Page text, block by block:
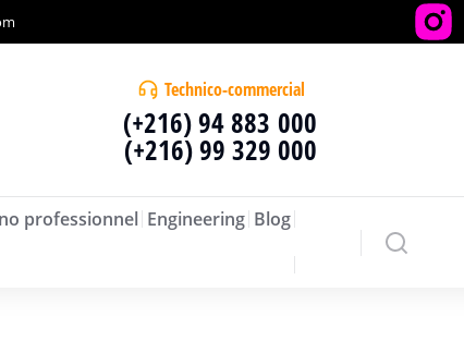
Technico-commercial
(+216) 94 883 000
(+216) 99 329 000
professionnel Engineering Blog